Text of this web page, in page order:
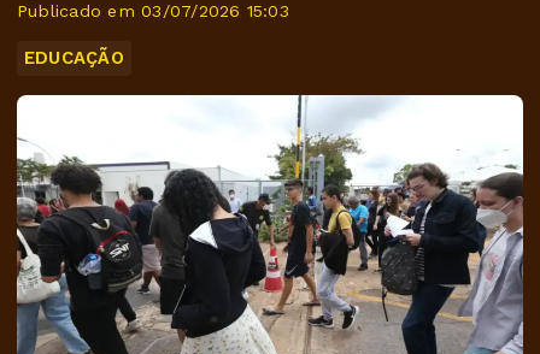
Publicado em 03/07/2026 15:03
EDUCAÇÃO